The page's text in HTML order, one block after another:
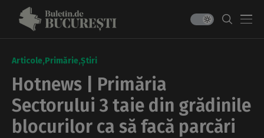
Articole Primărie Știri
Hotnews | Primăria
Sectorului 3 taie din grădinile
blocurilor ca să facă parcări